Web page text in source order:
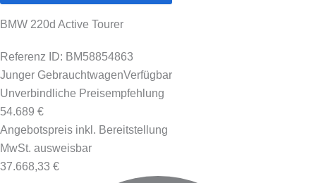
BMW 220d Active Tourer
Referenz ID: BM58854863
Junger GebrauchtwagenVerfügbar
Unverbindliche Preisempfehlung
54.689 €
Angebotspreis inkl. Bereitstellung
MwSt. ausweisbar
37.668,33 €